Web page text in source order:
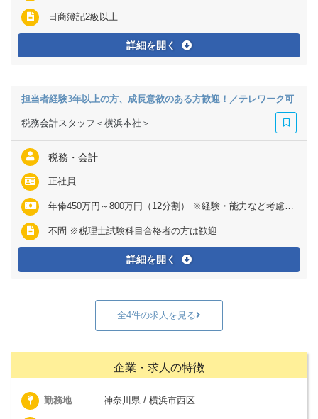
日商簿記2級以上
詳細を開く
担当者経験3年以上の方、成長意欲のある方歓迎！／テレワーク可
税務会計スタッフ＜横浜本社＞
税務・会計
正社員
年俸450万円～800万円（12分割） ※経験・能力など考慮の上、決定いたします ※上記に固定残業代（月30時間分＝5万2000円～7万8000円）を含む ※超過分は別途全額支給
不問 ※税理士試験科目合格者の方は歓迎
詳細を開く
全4件の求人を見る
企業・求人の特徴
勤務地 神奈川県 / 横浜市西区